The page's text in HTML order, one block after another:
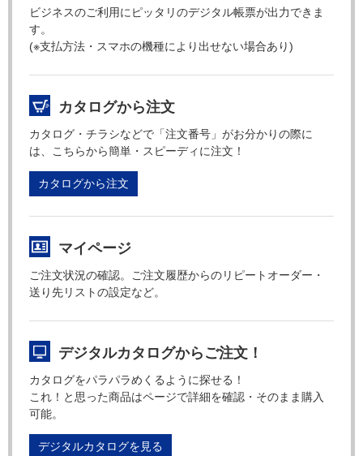
ビジネスのご利用にピッタリのデジタル帳票が出力できま
す。
(※支払方法・スマホの機種により出せない場合あり)
カタログから注文
カタログ・チラシなどで「注文番号」がお分かりの際に
は、こちらから簡単・スピーディに注文！
カタログから注文
マイページ
ご注文状況の確認。ご注文履歴からのリピートオーダー・
送り先リストの設定など。
デジタルカタログからご注文！
カタログをパラパラめくるように探せる！
これ！と思った商品はページで詳細を確認・そのまま購入
可能。
デジタルカタログを見る